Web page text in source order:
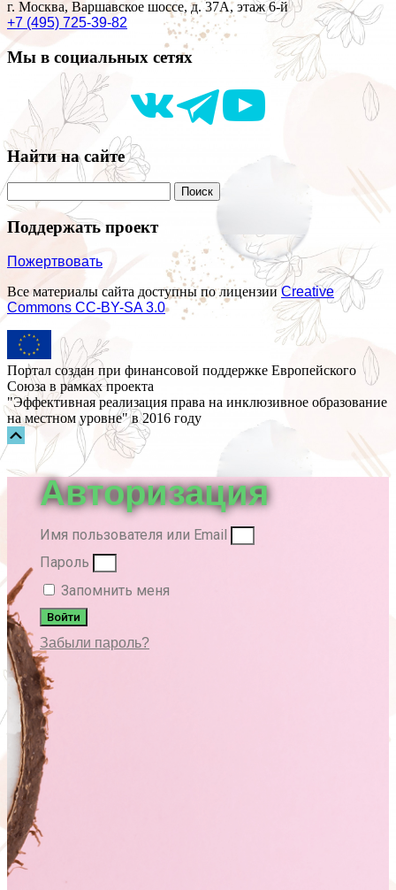
г. Москва, Варшавское шоссе, д. 37А, этаж 6-й
+7 (495) 725-39-82
Мы в социальных сетях
Найти на сайте
Поддержать проект
Пожертвовать
Все материалы сайта доступны по лицензии Creative
Commons СС-BY-SA 3.0
Портал создан при финансовой поддержке Европейского
Союза в рамках проекта
"Эффективная реализация права на инклюзивное образование
на местном уровне" в 2016 году
Прокрутка
вверх
Авторизация
Имя пользователя или Email
Пароль
Запомнить меня
Войти
Забыли пароль?